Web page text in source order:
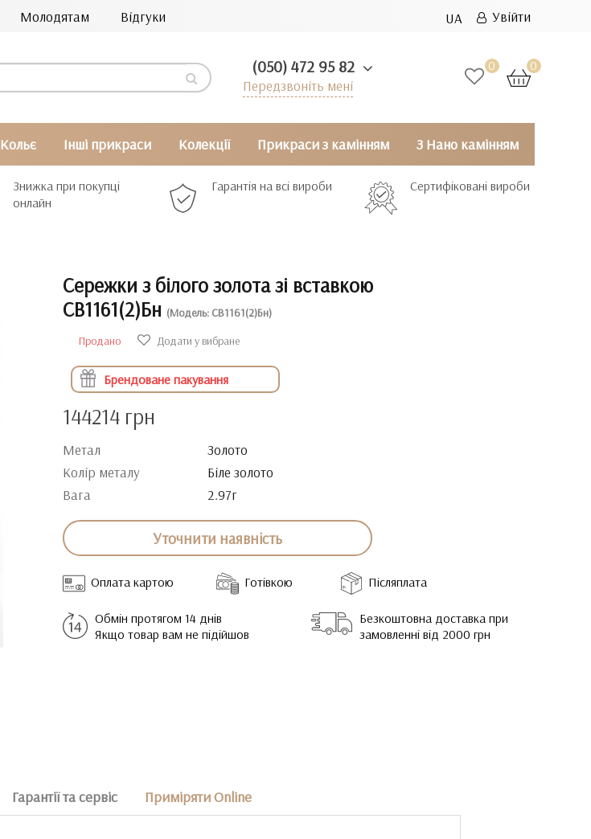
Молодятам Відгуки UA Увійти
0 0
(050) 472 95 82
Передзвоніть мені
Кольє Інші прикраси Колекції Прикраси з камінням З Нано камінням
Знижка при покупці
онлайн
Гарантія на всі вироби Сертифіковані вироби
Сережки з білого золота зі вставкою
СВ1161(2)Бн (Модель: СВ1161(2)Бн)
Продано
Додати у вибране
Брендоване пакування
144214 грн
Метал
Золото
Колір металу
Біле золото
Вага
2.97г
Уточнити наявність
Оплата картою Готівкою Післяплата
Обмін протягом 14 днів
Якщо товар вам не підійшов
Безкоштовна доставка при
замовленні від 2000 грн
Гарантії та сервіс Приміряти Online